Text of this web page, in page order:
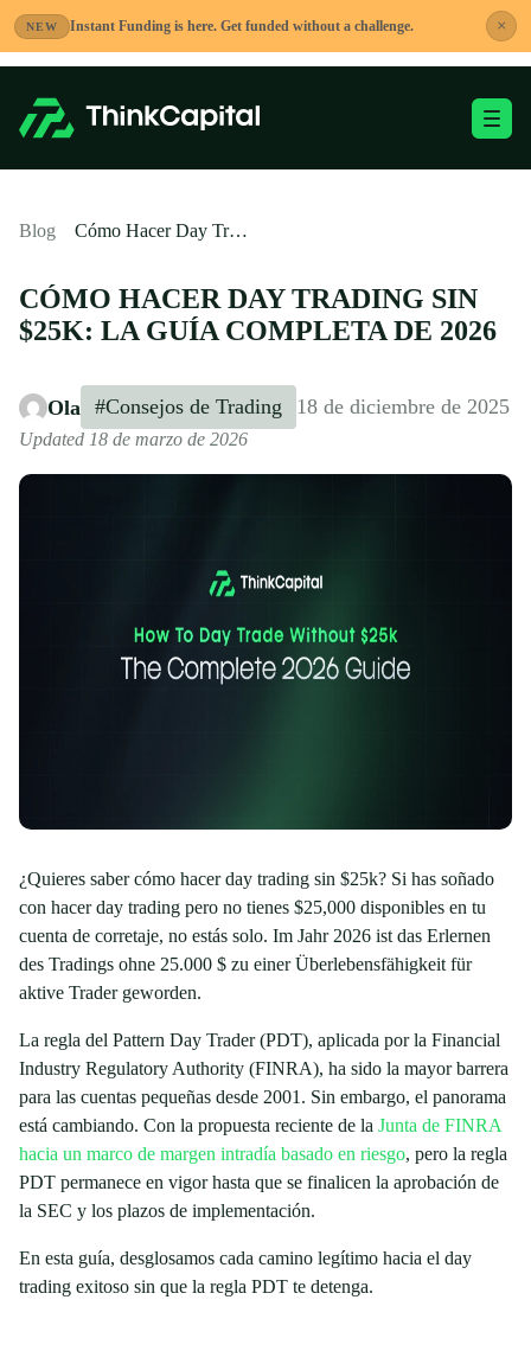
NEW Instant Funding is here. Get funded without a challenge. ×
Saltar
contenido
Alternar menú
Blog Cómo Hacer Day Trading Sin $25k: La Guía Completa de 2026
CÓMO HACER DAY TRADING SIN
$25K: LA GUÍA COMPLETA DE 2026
Ola #Consejos de Trading 18 de diciembre de 2025
Updated 18 de marzo de 2026
¿Quieres saber cómo hacer day trading sin $25k? Si has soñado
con hacer day trading pero no tienes $25,000 disponibles en tu
cuenta de corretaje, no estás solo. Im Jahr 2026 ist das Erlernen
des Tradings ohne 25.000 $ zu einer Überlebensfähigkeit für
aktive Trader geworden.
La regla del Pattern Day Trader (PDT), aplicada por la Financial
Industry Regulatory Authority (FINRA), ha sido la mayor barrera
para las cuentas pequeñas desde 2001. Sin embargo, el panorama
está cambiando. Con la propuesta reciente de la Junta de FINRA
hacia un marco de margen intradía basado en riesgo, pero la regla
PDT permanece en vigor hasta que se finalicen la aprobación de
la SEC y los plazos de implementación.
En esta guía, desglosamos cada camino legítimo hacia el day
trading exitoso sin que la regla PDT te detenga.